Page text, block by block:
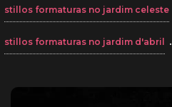
stillos formaturas no jardim celeste
stillos formaturas no jardim d'abril .